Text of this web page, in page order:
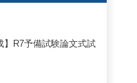
】R7予備試験論文式試